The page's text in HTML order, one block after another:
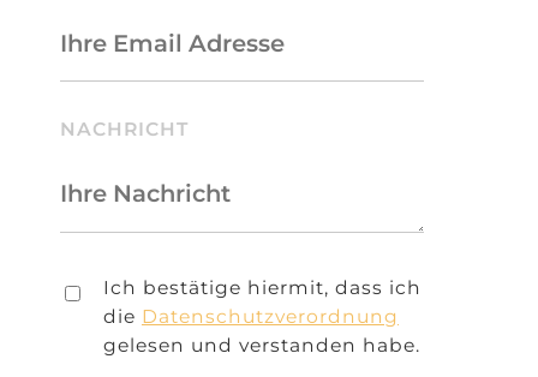
NACHRICHT
Ich bestätige hiermit, dass ich
die Datenschutzverordnung
gelesen und verstanden habe.